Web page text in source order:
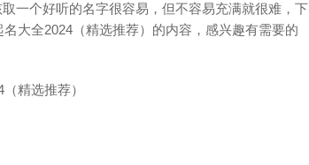
一个好听的名字很容易，但不容易充满就很难，下
大全2024（精选推荐）的内容，感兴趣有需要的